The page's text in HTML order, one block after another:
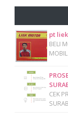
pt
BELI
CEK